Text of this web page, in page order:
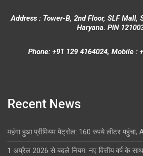
Address : Tower-B, 2nd Floor, SLF Mall,
Haryana. PIN
Phone: +91 129 4164024, Mobile :
Recent News
महंगा हुआ प्रीमियम पेट्रोल: 160 रुपये लीटर पहुंचा,
1 अप्रैल 2026 से बदले नियम: नए वित्तीय वर्ष के